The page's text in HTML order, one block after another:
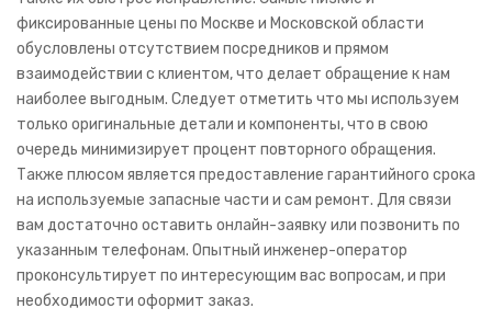
Seelock
Дозор 77
ДОЗОР
Рации
ЖК панели
Плазменные панели
Техника Apple
фиксированные цены по Москве и Московской области
обусловлены отсутствием посредников и прямом
взаимодействии с клиентом, что делает обращение к нам
наиболее выгодным. Следует отметить что мы используем
только оригинальные детали и компоненты, что в свою
очередь минимизирует процент повторного обращения.
Также плюсом является предоставление гарантийного срока
на используемые запасные части и сам ремонт. Для связи
вам достаточно оставить онлайн-заявку или позвонить по
указанным телефонам. Опытный инженер-оператор
проконсультирует по интересующим вас вопросам, и при
необходимости оформит заказ.